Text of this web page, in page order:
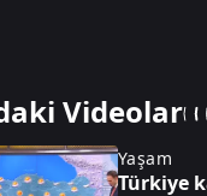
Videolar
Yaşam
Türkiye